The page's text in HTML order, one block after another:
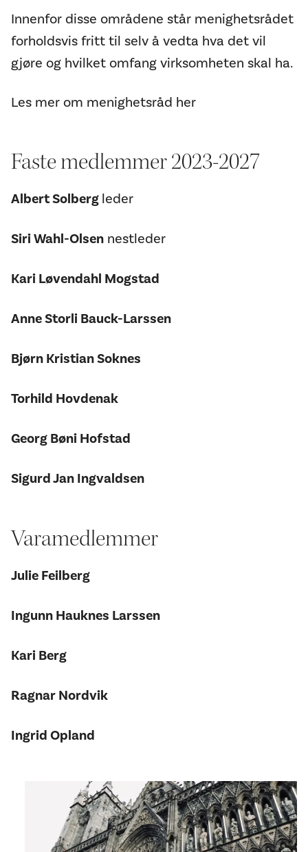
Innenfor disse områdene står menighetsrådet
forholdsvis fritt til selv å vedta hva det vil
gjøre og hvilket omfang virksomheten skal ha.
Les mer om menighetsråd her
Faste medlemmer 2023-2027
Albert Solberg leder
Siri Wahl-Olsen nestleder
Kari Løvendahl Mogstad
Anne Storli Bauck-Larssen
Bjørn Kristian Soknes
Torhild Hovdenak
Georg Bøni Hofstad
Sigurd Jan Ingvaldsen
Varamedlemmer
Julie Feilberg
Ingunn Hauknes Larssen
Kari Berg
Ragnar Nordvik
Ingrid Opland